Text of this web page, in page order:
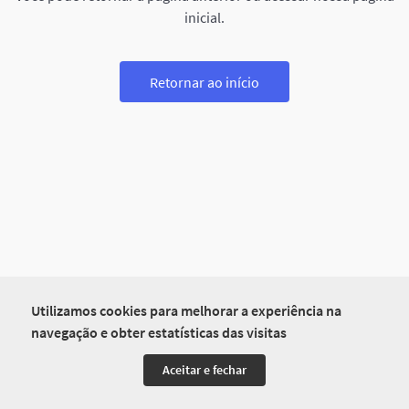
Utilizamos cookies para melhorar a experiência na
navegação e obter estatísticas das visitas
Aceitar e fechar
inicial.
Retornar ao início